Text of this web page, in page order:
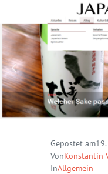
Gepostet am
VonKonstantin
InAllgemein